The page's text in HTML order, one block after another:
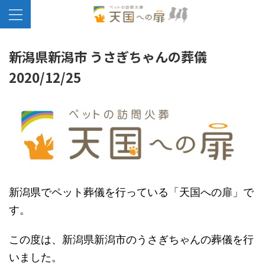
新潟県新潟市 うさぎちゃんの葬儀
2020/12/25
新潟県でペット葬儀を行っている「天国への扉」で
す。
この度は、新潟県新潟市のうさぎちゃんの葬儀を行
いました。